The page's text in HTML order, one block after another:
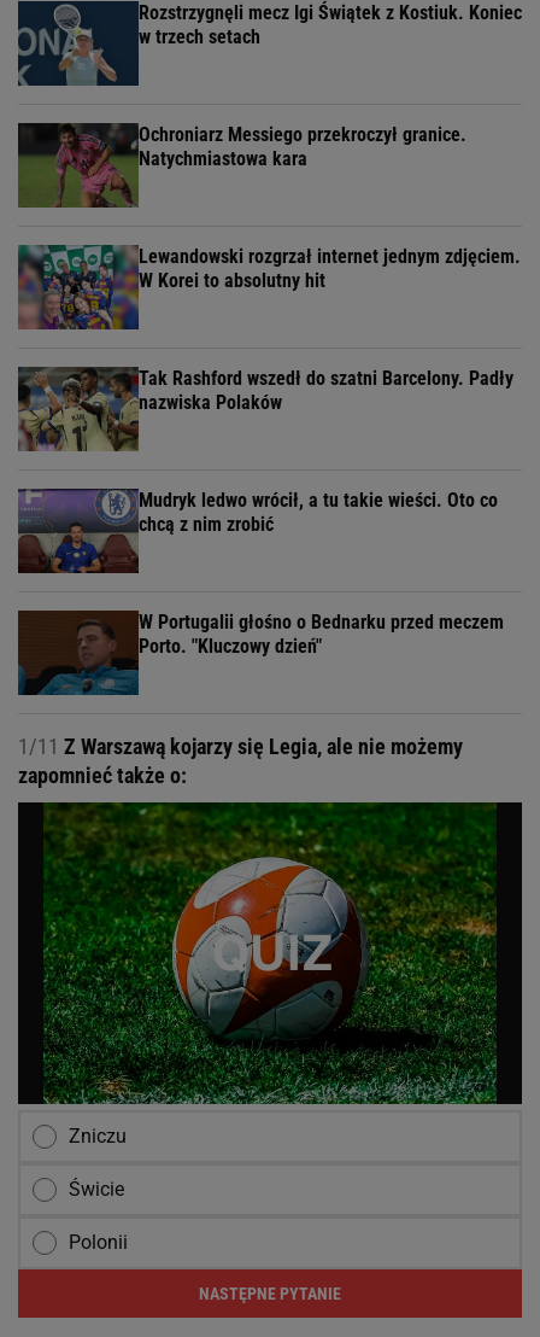
Rozstrzygnęli mecz Igi Świątek z Kostiuk. Koniec
w trzech setach
Ochroniarz Messiego przekroczył granice.
Natychmiastowa kara
Lewandowski rozgrzał internet jednym zdjęciem.
W Korei to absolutny hit
Tak Rashford wszedł do szatni Barcelony. Padły
nazwiska Polaków
Mudryk ledwo wrócił, a tu takie wieści. Oto co
chcą z nim zrobić
W Portugalii głośno o Bednarku przed meczem
Porto. "Kluczowy dzień"
1/11 Z Warszawą kojarzy się Legia, ale nie możemy
zapomnieć także o:
Zniczu
Świcie
Polonii
NASTĘPNE PYTANIE